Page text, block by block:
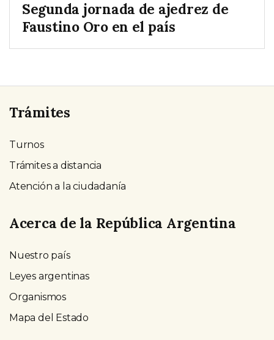
Segunda jornada de ajedrez de
Faustino Oro en el país
Trámites
Turnos
Trámites a distancia
Atención a la ciudadanía
Acerca de la República Argentina
Nuestro país
Leyes argentinas
Organismos
Mapa del Estado